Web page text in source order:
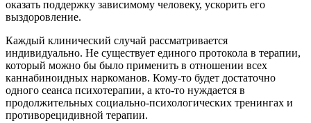
оказать поддержку зависимому человеку, ускорить его
выздоровление.
Каждый клинический случай рассматривается
индивидуально. Не существует единого протокола в терапии,
который можно бы было применить в отношении всех
каннабиноидных наркоманов. Кому-то будет достаточно
одного сеанса психотерапии, а кто-то нуждается в
продолжительных социально-психологических тренингах и
противорецидивной терапии.